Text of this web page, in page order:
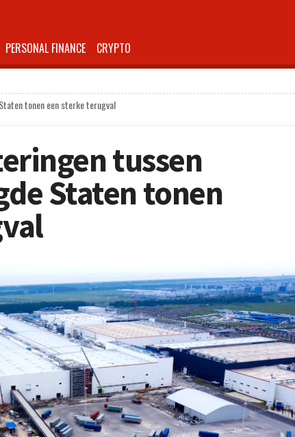
PERSONAL FINANCE CRYPTO
tonen een sterke terugval
tussen
Staten tonen